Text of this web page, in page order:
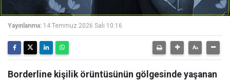
Yayınlanma: 14 Temmuz 2026 Salı 10:16
Borderline kişilik örüntüsünün gölgesinde yaşanan